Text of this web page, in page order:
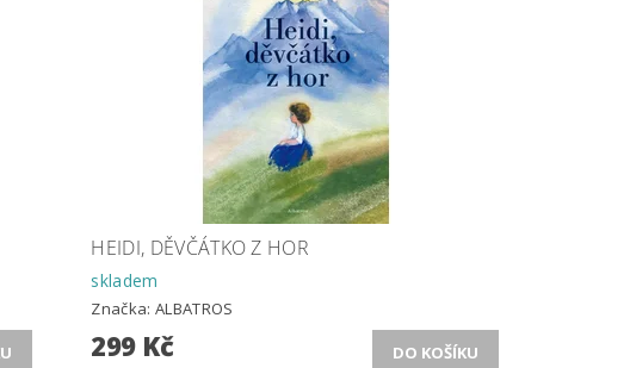
HEIDI, DĚVČÁTKO Z HOR
skladem
Značka: ALBATROS
299 Kč